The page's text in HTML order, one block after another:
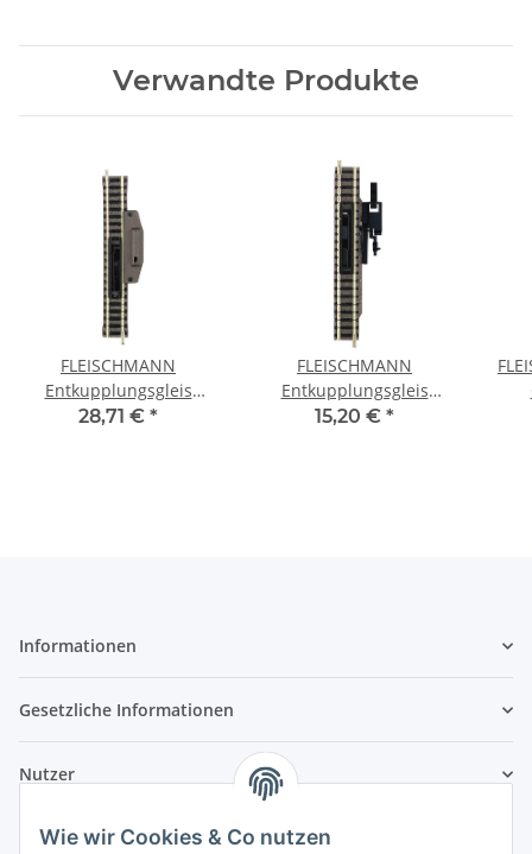
Wie wir Cookies & Co nutzen
Verwandte Produkte
FLEISCHMANN
Entkupplungsgleis
elektrisch 111 mm
28,71 € *
FLEISCHMANN
Entkupplungsgleis
handbetrieb 111 mm
15,20 € *
Informationen
Gesetzliche Informationen
Nutzer